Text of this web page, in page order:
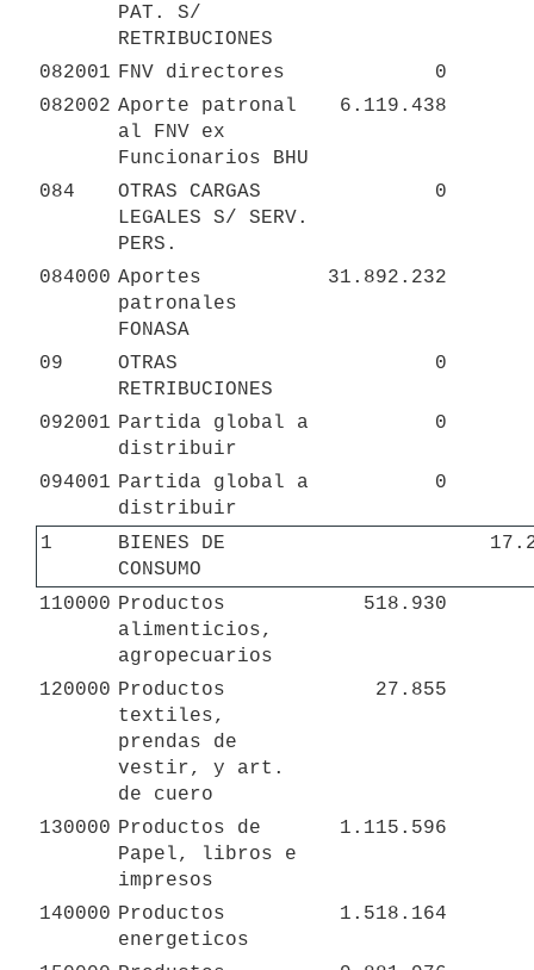
PAT. S/
RETRIBUCIONES
082001 FNV directores
0
082002 Aporte patronal
al FNV ex
Funcionarios BHU
6.119.438
084
OTRAS CARGAS
LEGALES S/ SERV.
PERS.
0
084000 Aportes
patronales
FONASA
31.892.232
09
OTRAS
RETRIBUCIONES
0
092001 Partida global a
distribuir
0
094001 Partida global a
distribuir
0
1
BIENES DE
CONSUMO
110000 Productos
alimenticios,
agropecuarios
518.930
120000 Productos
textiles,
prendas de
vestir, y art.
de cuero
27.855
130000 Productos de
Papel, libros e
impresos
1.115.596
140000 Productos
energeticos
1.518.164